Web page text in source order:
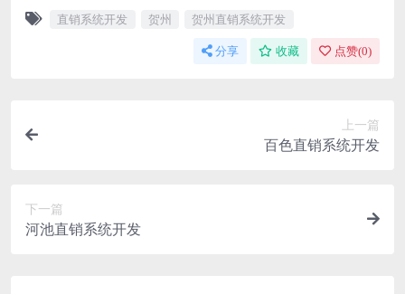
直销系统开发 贺州 贺州直销系统开发
分享 收藏 点赞(0)
上一篇
百色直销系统开发
下一篇
河池直销系统开发